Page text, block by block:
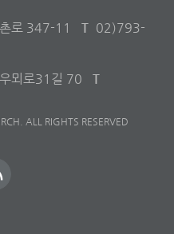
로 347-11
T 02)793-
뫼로31길 70
T
ALL RIGHTS RESERVED